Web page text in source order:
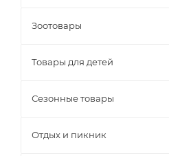
Зоотовары
Товары для детей
Сезонные товары
Отдых и пикник